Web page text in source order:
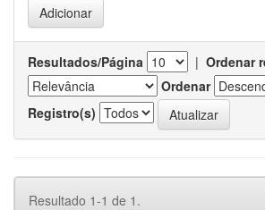
Resultados/Página | Ordenar
Ordenar
Registro(s)
Resultado 1-1 de 1.